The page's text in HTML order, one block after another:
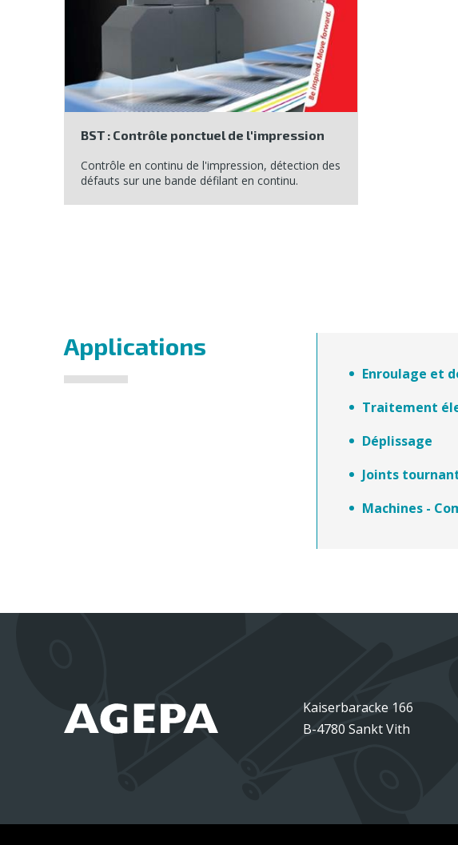
BST : Contrôle ponctuel de l'impression
Contrôle en continu de l'impression, détection des
défauts sur une bande défilant en continu.
Applications
Enroulage et
Traitement
Déplissage
Joints
Machines -
Kaiserbaracke 166
B-4780 Sankt Vith